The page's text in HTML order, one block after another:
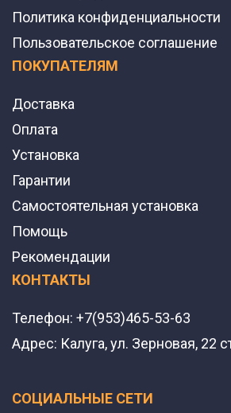
Политика конфиденциальности
Пользовательское соглашение
ПОКУПАТЕЛЯМ
Доставка
Оплата
Установка
Гарантии
Самостоятельная установка
Помощь
Рекомендации
КОНТАКТЫ
Телефон: +7(953)465-53-63
Адрес: Калуга, ул. Зерновая, 22
СОЦИАЛЬНЫЕ СЕТИ